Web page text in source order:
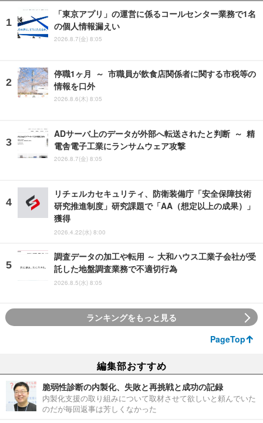
「東京アプリ」の運営に係るコールセンター業務で1名
の個人情報漏えい
2026.8.7(金) 8:05
停職1ヶ月 ～ 市職員が飲食店関係者に関する市税等の
情報を口外
2026.8.6(木) 8:05
ADサーバ上のデータが外部へ転送されたと判断 ～ 精
電舎電子工業にランサムウェア攻撃
2026.8.7(金) 8:05
リチェルカセキュリティ、防衛装備庁「安全保障技術
研究推進制度」研究課題で「AA（想定以上の成果）」
獲得
2026.4.22(水) 8:00
調査データの加工や転用 ～ 大和ハウス工業子会社が受
託した地盤調査業務で不適切行為
2026.8.5(水) 8:05
ランキングをもっと見る
PageTop
編集部おすすめ
脆弱性診断の内製化、失敗と再挑戦と成功の記録
内製化支援の取り組みについて取材させて欲しいと頼んでいた
のだが毎回返事は芳しくなかった